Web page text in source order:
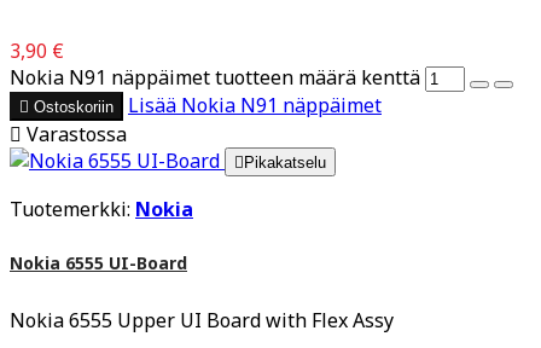
3,90 €
Nokia N91 näppäimet tuotteen määrä kenttä
 Ostoskoriin Lisää Nokia N91 näppäimet
 Varastossa
 Pikakatselu
Tuotemerkki: Nokia
Nokia 6555 UI-Board
Nokia 6555 Upper UI Board with Flex Assy